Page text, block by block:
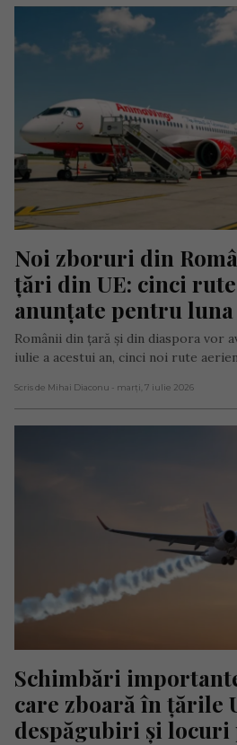
Noi zboruri din
țări din UE: cinci
anunțate pentru
Românii din țară și din diaspora vor
iulie a acestui an, cinci noi rute
Scris de Mihai Diaconu - marți, 7 iulie 2026
Schimbări
care zboară în țările
despăgubiri și